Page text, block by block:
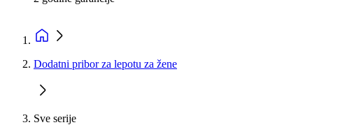
Dodatni pribor za lepotu za žene
Sve serije